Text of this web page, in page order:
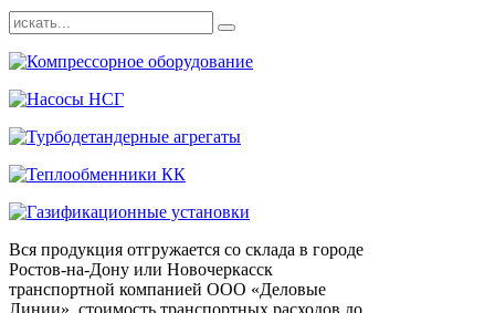
Вся продукция отгружается со склада в городе
Ростов-на-Дону или Новочеркасск
транспортной компанией ООО «Деловые
Линии», стоимость транспортных расходов до